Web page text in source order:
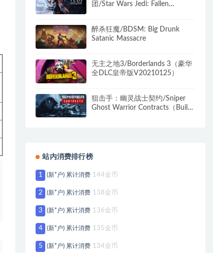
团/Star Wars Jedi: Fallen
醉杀狂魔/BDSM: Big Drunk
Satanic Massacre
无主之地3/Borderlands 3（豪华
全DLC皇帝版V20210125）
狙击手：幽灵战士契约/Sniper
Ghost Warrior Contracts（Build
站内消费排行榜
1 (新*户) 累计消费 144金币
2 (新*户) 累计消费 138金币
3 (新*户) 累计消费 136金币
4 (新*户) 累计消费 135金币
5 (新*户) 累计消费 134金币